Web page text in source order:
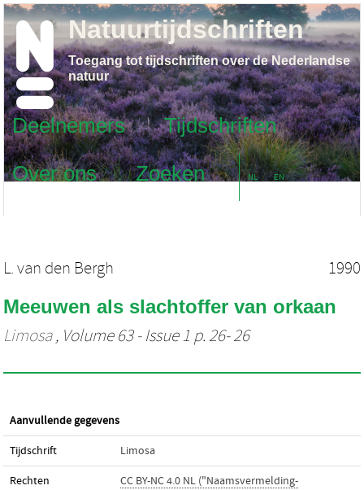
Deelnemers
Tijdschriften
Over ons
Zoeken NL EN
Natuurtijdschriften
Toegang tot tijdschriften over de Nederlandse
natuur
L. van den Bergh 1990
Meeuwen als slachtoffer van orkaan
Limosa, Volume 63 - Issue 1 p. 26- 26
Aanvullende gegevens
Tijdschrift Limosa
Rechten
CC BY-NC 4.0 NL ("Naamsvermelding-